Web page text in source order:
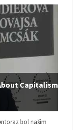
Capitalism |
bol naším